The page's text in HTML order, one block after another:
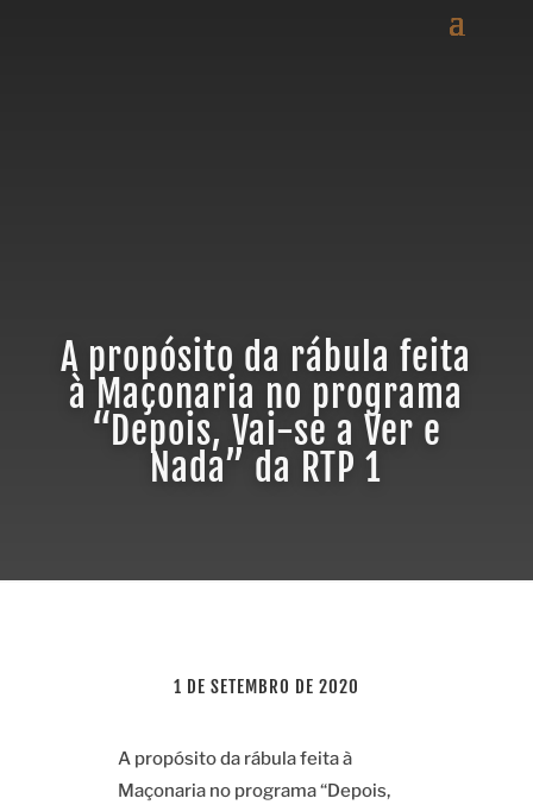
A propósito da rábula feita
à Maçonaria no programa
“Depois, Vai-se a Ver e
Nada” da RTP 1
1 DE SETEMBRO DE 2020
A propósito da rábula feita à
Maçonaria no programa “Depois,